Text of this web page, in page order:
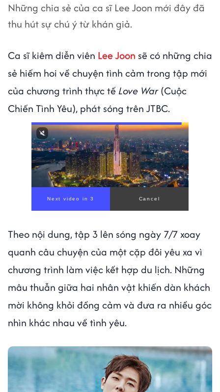
Những chia sẻ của ca sĩ Lee Joon mới đây đã
thu hút sự chú ý từ khán giả.
Ca sĩ kiêm diễn viên Lee Joon sẽ có những chia
sẻ hiếm hoi về chuyện tình cảm trong tập mới
của chương trình thực tế Love War(Cuộc
Chiến Tình Yêu), phát sóng trên JTBC.
Next video in 1 Cancel
Theo nội dung, tập 3 lên sóng ngày 7/7 xoay
quanh câu chuyện của một cặp đôi yêu xa vì
chương trình làm việc kết hợp du lịch. Những
mâu thuẫn giữa hai nhân vật khiến dàn khách
mời không khỏi đồng cảm và đưa ra nhiều góc
nhìn khác nhau về tình yêu.